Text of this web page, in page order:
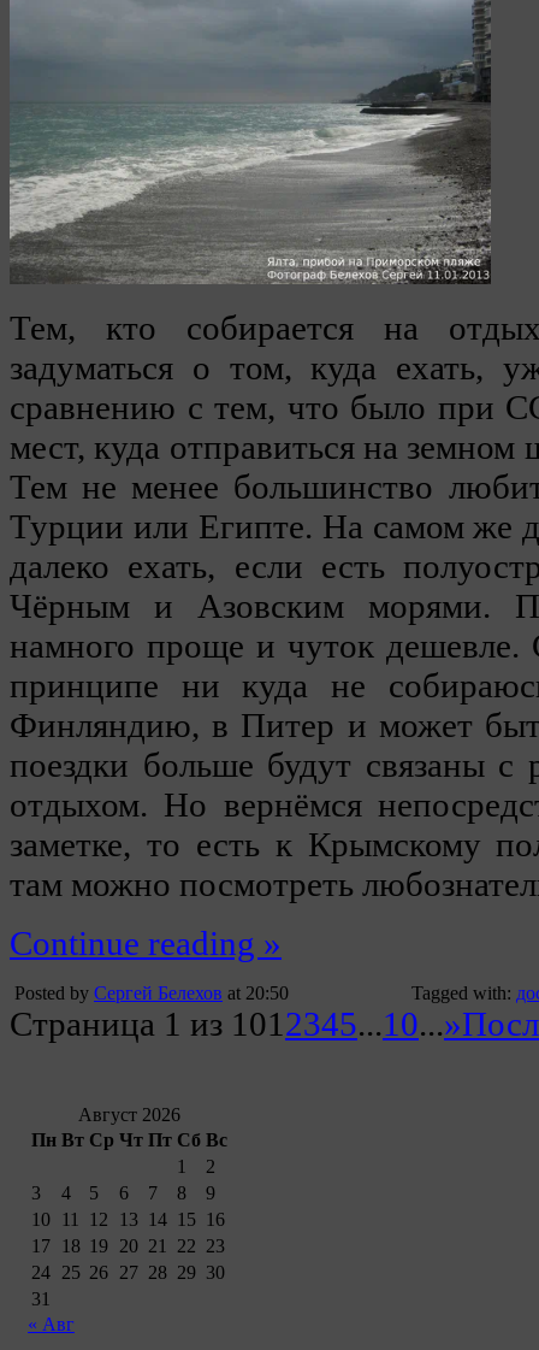
Тем, кто собирается на
задуматься о том, куда ехать,
сравнению с тем, что было при
мест, куда отправиться на
Тем не менее большинство
Турции или Египте. На самом же
далеко ехать, если есть
Чёрным и Азовским морями.
намного проще и чуток
принципе ни куда не
Финляндию, в Питер и может
поездки больше будут связаны
отдыхом. Но вернёмся
заметке, то есть к Крымскому
там можно посмотреть
Continue reading »
Posted by Сергей Белехов at 20:50 Tagged with:
Страница 1 из 101 2345...10...»
Август 2026
Пн Вт Ср Чт Пт Сб Вс
1
2
3
4 5 6 7 8
9
10
11 12 13 14 15 16
17
18 19 20 21 22 23
24 25 26 27 28 29 30
31
« Авг